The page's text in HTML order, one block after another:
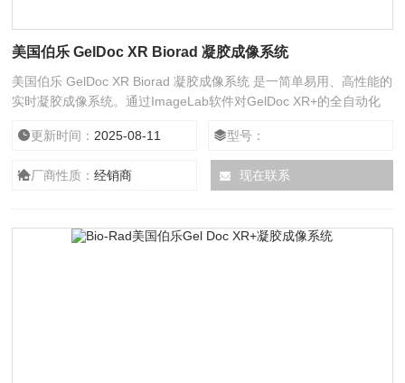
美国伯乐 GelDoc XR Biorad 凝胶成像系统
美国伯乐 GelDoc XR Biorad 凝胶成像系统 是一简单易用、高性能的
实时凝胶成像系统。通过ImageLab软件对GelDoc XR+的全自动化
动图像采集并进行定性和定量分析（定量和相对定量）。
更新时间： 2025-08-11 型号：
厂商性质：经销商 现在联系